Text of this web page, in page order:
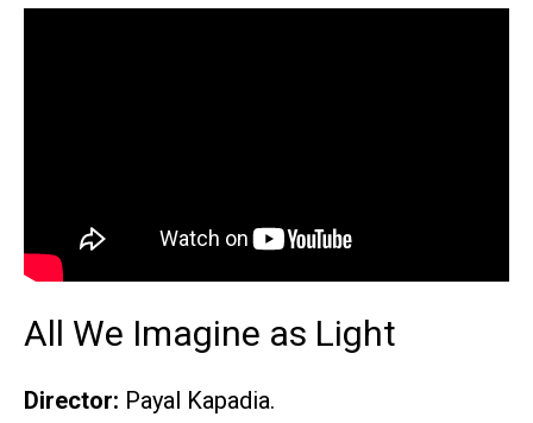
All We Imagine as Light
Director: Payal Kapadia.